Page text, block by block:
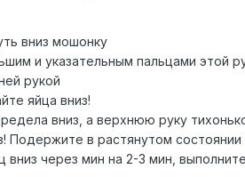
вниз мошонку
и указательным пальцами этой
рукой
яйца вниз!
вниз, а верхнюю руку
Подержите в растянутом
через мин на 2-3 мин,